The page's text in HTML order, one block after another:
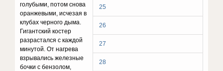
25
26
27
28
голубыми, потом снова
оранжевыми, исчезая в
клубах черного дыма.
Гигантский костер
разрастался с каждой
минутой. От нагрева
взрывались железные
бочки с бензолом,